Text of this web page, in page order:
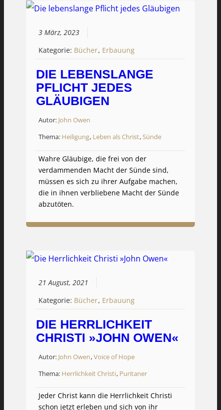
3 März, 2023
Kategorie: Bücher, Erbauung
DIE LEBENSLANGE
PFLICHT JEDES
GLÄUBIGEN
Autor: John Owen
Thema: Heiligung, Leben als Christ,Sünde
Wahre Gläubige, die frei von der
verdammenden Macht der Sünde sind,
müssen es sich zu ihrer Aufgabe machen,
die in ihnen verbliebene Macht der Sünde
abzutöten.
21 August, 2021
Kategorie: Bücher, Erbauung
DIE HERRLICHKEIT
CHRISTI »JOHN OWEN«
Autor: John Owen,Voice of Hope
Thema: Herrlichkeit Christi, Puritaner
Jeder Christ kann die Herrlichkeit Christi
schon jetzt erleben und sich von ihr